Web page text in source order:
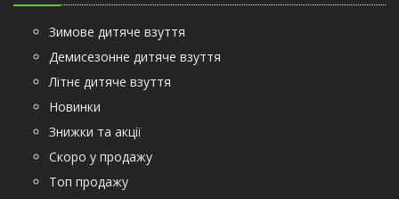
Зимове дитяче взуття
Демисезонне дитяче взуття
Літнє дитяче взуття
Новинки
Знижки та акції
Скоро у продажу
Топ продажу